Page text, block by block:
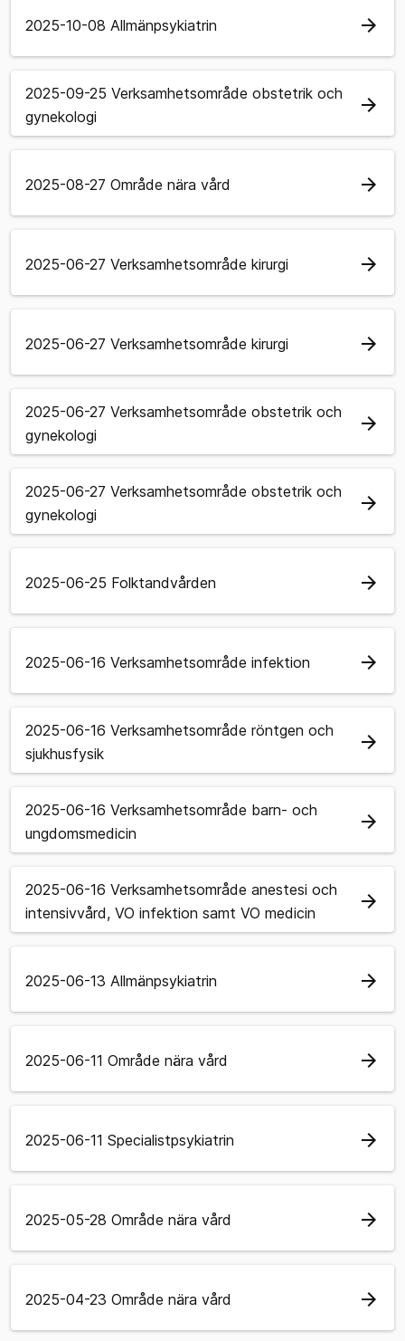
2025-10-08 Allmänpsykiatrin arrow_forward
2025-09-25 Verksamhetsområde obstetrik och
gynekologi
arrow_forward
2025-08-27 Område nära vård arrow_forward
2025-06-27 Verksamhetsområde kirurgi arrow_forward
2025-06-27 Verksamhetsområde kirurgi arrow_forward
2025-06-27 Verksamhetsområde obstetrik och
gynekologi
arrow_forward
2025-06-27 Verksamhetsområde obstetrik och
gynekologi
arrow_forward
2025-06-25 Folktandvården arrow_forward
2025-06-16 Verksamhetsområde infektion arrow_forward
2025-06-16 Verksamhetsområde röntgen och
sjukhusfysik
arrow_forward
2025-06-16 Verksamhetsområde barn- och
ungdomsmedicin
arrow_forward
2025-06-16 Verksamhetsområde anestesi och
intensivvård, VO infektion samt VO medicin
arrow_forward
2025-06-13 Allmänpsykiatrin arrow_forward
2025-06-11 Område nära vård arrow_forward
2025-06-11 Specialistpsykiatrin arrow_forward
2025-05-28 Område nära vård arrow_forward
2025-04-23 Område nära vård arrow_forward